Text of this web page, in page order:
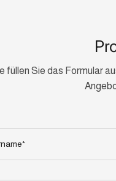
füllen Sie das Formular
*